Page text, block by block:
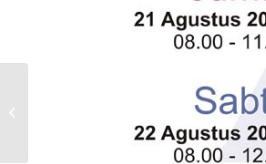
Menyisakan Problem